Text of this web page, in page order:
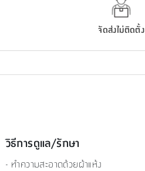
จัดส่งไม่ติดตั้ง
วิธีการดูแล/รักษา
- ทำความสะอาดด้วยผ้าแห้ง